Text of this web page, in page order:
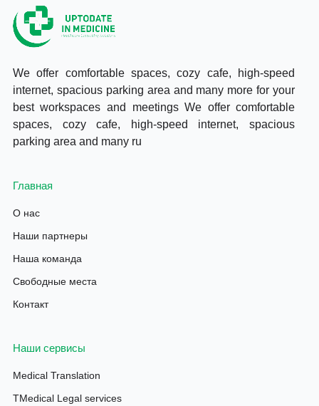
We offer comfortable spaces, cozy cafe, high-speed
internet, spacious parking area and many more for your
best workspaces and meetings We offer comfortable
spaces, cozy cafe, high-speed internet, spacious
parking area and many ru
Главная
О нас
Наши партнеры
Наша команда
Свободные места
Контакт
Наши сервисы
Medical Translation
TMedical Legal services